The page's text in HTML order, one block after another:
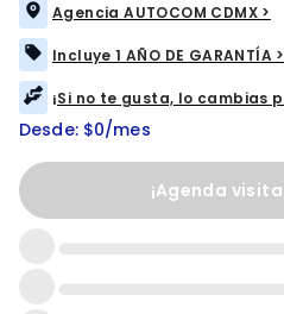
Agencia AUTOCOM CDMX >
Incluye 1 AÑO DE GARANTÍA >
¡Si no te gusta, lo cambias
Desde: $0/mes
¡Agenda